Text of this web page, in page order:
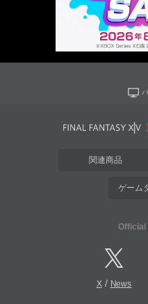
関連商品
ゲーム
Official
X/ News